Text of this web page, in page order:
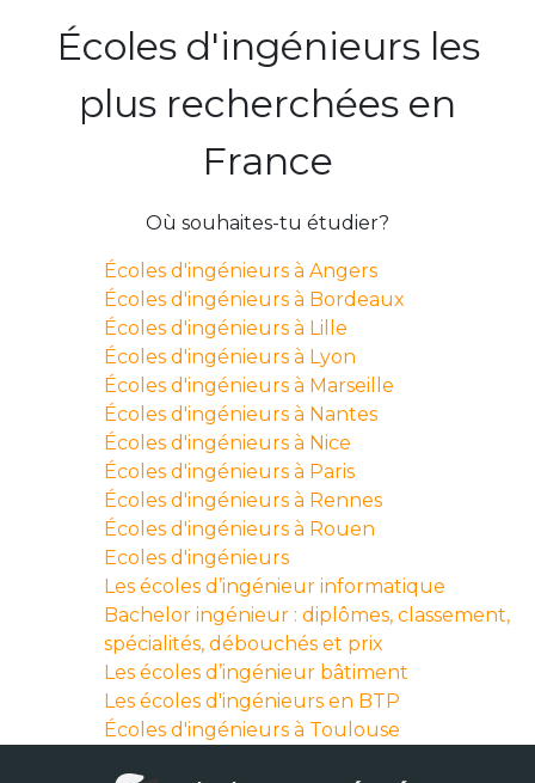
Écoles d'ingénieurs les
plus recherchées en
France
Où souhaites-tu étudier?
Écoles d'ingénieurs à Angers
Écoles d'ingénieurs à Bordeaux
Écoles d'ingénieurs à Lille
Écoles d'ingénieurs à Lyon
Écoles d'ingénieurs à Marseille
Écoles d'ingénieurs à Nantes
Écoles d'ingénieurs à Nice
Écoles d'ingénieurs à Paris
Écoles d'ingénieurs à Rennes
Écoles d'ingénieurs à Rouen
Ecoles d'ingénieurs
Les écoles d’ingénieur informatique
Bachelor ingénieur : diplômes, classement,
spécialités, débouchés et prix
Les écoles d’ingénieur bâtiment
Les écoles d'ingénieurs en BTP
Écoles d'ingénieurs à Toulouse